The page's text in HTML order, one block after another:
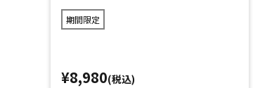
期間限定
¥8,980(税込)